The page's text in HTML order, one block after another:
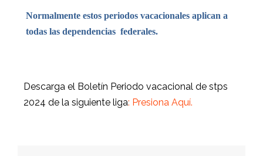
Normalmente estos periodos vacacionales aplican a
todas las dependencias federales.
Descarga el Boletín Periodo vacacional de stps
2024 de la siguiente liga: Presiona Aquí.